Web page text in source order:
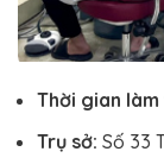
Thời gian làm
Trụ sở: Số 33